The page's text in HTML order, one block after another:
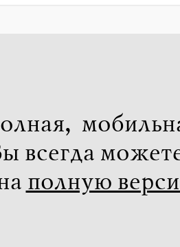
всегда
полную